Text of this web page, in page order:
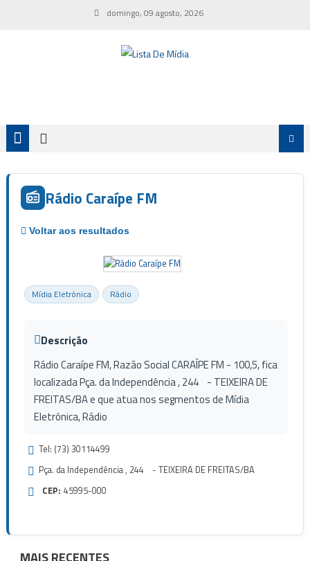
domingo, 09 agosto, 2026
Rádio Caraípe FM
Mídia Eletrônica Rádio
Descrição
Rádio Caraípe FM, Razão Social CARAÍPE FM - 100,5, fica
localizada Pça. da Independência , 244 - TEIXEIRA DE
FREITAS/BA e que atua nos segmentos de Mídia
Eletrônica, Rádio
Tel: (73) 30114499
Pça. da Independência , 244 - TEIXEIRA DE FREITAS/BA
CEP: 45995-000
MAIS RECENTES